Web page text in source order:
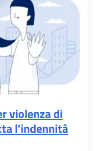
violenza di
l'indennità